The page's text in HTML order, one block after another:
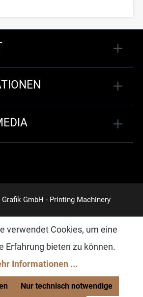
GmbH - Printing Machinery
verwendet Cookies, um eine
Erfahrung bieten zu können.
Informationen ...
Nur technisch notwendige